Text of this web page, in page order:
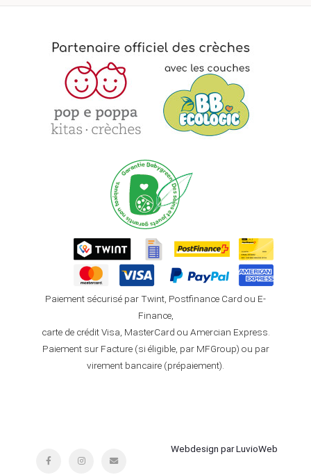
Paiement sécurisé par Twint, Postfinance Card ou E-
Finance,
carte de crédit Visa, MasterCard ou Amercian Express.
Paiement sur Facture (si éligible, par MFGroup) ou par
virement bancaire (prépaiement).
Webdesign par LuvioWeb